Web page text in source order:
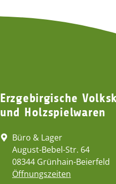
Erzgebirgische
und Holzspielwaren
Büro & Lager
August-Bebel-Str. 64
08344 Grünhain-Beierfeld
Öffnungszeiten